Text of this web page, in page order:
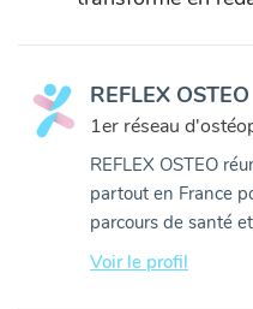
REFLEX OSTEO
1er réseau
REFLEX OSTEO
partout en France
parcours de santé
Voir le profil